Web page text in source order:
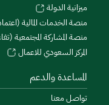
ميزانية الدولة
منصة الخدمات المالية
منصة المشاركة المجتمعية
المركز السعودي للاعمال
المساعدة والدعم
تواصل معنا